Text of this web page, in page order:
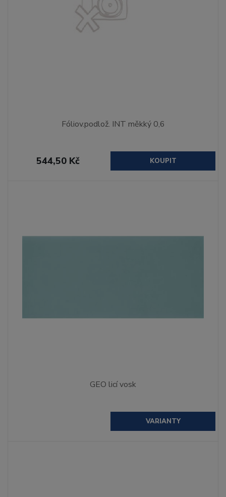
Fóliov.podlož. INT měkký 0,6
544,50 Kč KOUPIT
GEO licí vosk
VARIANTY